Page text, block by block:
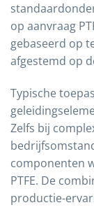
op aanvraag
gebaseerd op
afgestemd op
Typische
Zelfs bij
componenten
PTFE. De
productie-